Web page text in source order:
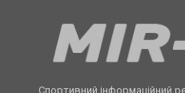
Спортивний інформаційний